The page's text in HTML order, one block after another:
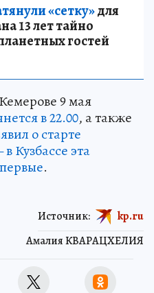
«сетку»для
13 лет тайно
гостей
9 мая
в 22.00, а также
о старте
Кузбассе эта
.
Амалия КВАРАЦХЕЛИЯ
Источник: kp.ru